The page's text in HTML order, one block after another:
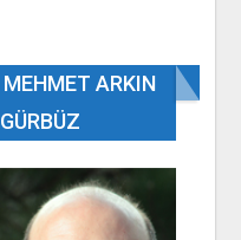
MEHMET ARKIN
GÜRBÜZ